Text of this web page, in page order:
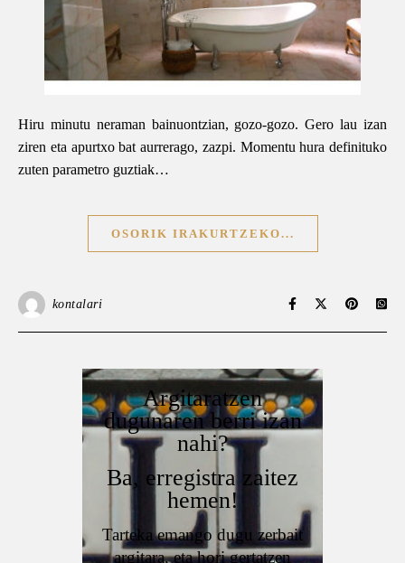
Hiru minutu neraman bainuontzian, gozo-gozo. Gero lau izan
ziren eta apurtxo bat aurrerago, zazpi. Momentu hura definituko
zuten parametro guztiak…
OSORIK IRAKURTZEKO...
kontalari
Argitaratzen
dugunaren berri izan
nahi?
Ba, erregistra zaitez
hemen!
Tarteka emango dugu zerbait
argitara, eta hori gertatzen